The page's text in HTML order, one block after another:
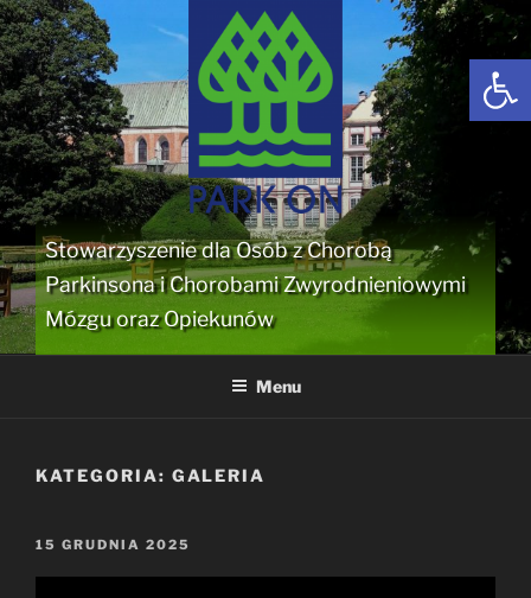
Przejdź
do
treści
Stowarzyszenie dla Osób z Chorobą
Parkinsona i Chorobami Zwyrodnieniowymi
Mózgu oraz Opiekunów
Menu
KATEGORIA: GALERIA
OPUBLIKOWANE
15 GRUDNIA 2025